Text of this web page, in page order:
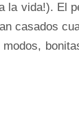
la vida!). El
casados